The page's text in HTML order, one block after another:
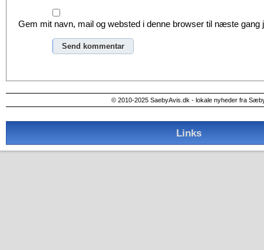
Gem mit navn, mail og websted i denne browser til næste gang
© 2010-2025 SaebyAvis.dk - lokale nyheder fra
Links